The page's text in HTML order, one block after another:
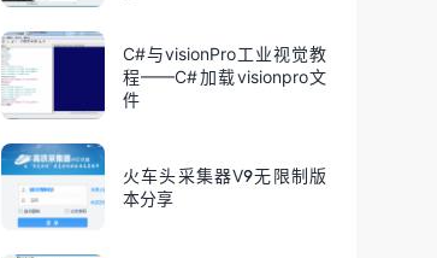
C#与visionPro工业视觉教
程——C#加载visionpro文
件
火车头采集器V9无限制版
本分享